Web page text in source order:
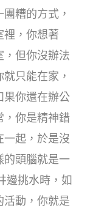
糟的方式，
裡，你想著
，但你沒辦法
只能在家，
果你還在辦公
，你是精神錯
一起，於是沒
的頭腦就是一
邊挑水時，如
活動，你就是